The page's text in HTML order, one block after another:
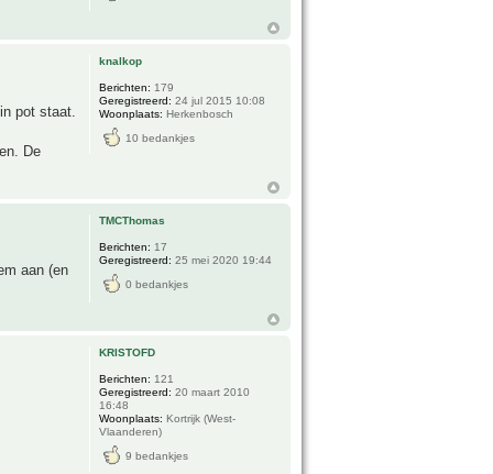
pot staat.
De
knalkop
Berichten: 179
Geregistreerd: 24 jul 2015 10:08
Woonplaats: Herkenbosch
10 bedankjes
aan (en
TMCThomas
Berichten: 17
Geregistreerd: 25 mei 2020 19:44
0 bedankjes
KRISTOFD
Berichten: 121
Geregistreerd: 20 maart 2010
16:48
Woonplaats: Kortrijk (West-
Vlaanderen)
9 bedankjes